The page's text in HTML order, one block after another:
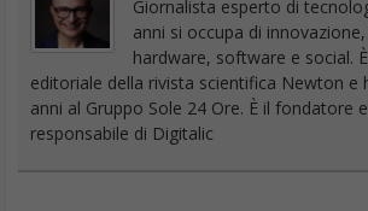
Giornalista esperto di
anni si occupa di
hardware, software e social.
editoriale della rivista scientifica Newton e
anni al Gruppo Sole 24 Ore. È il fondatore
responsabile di Digitalic